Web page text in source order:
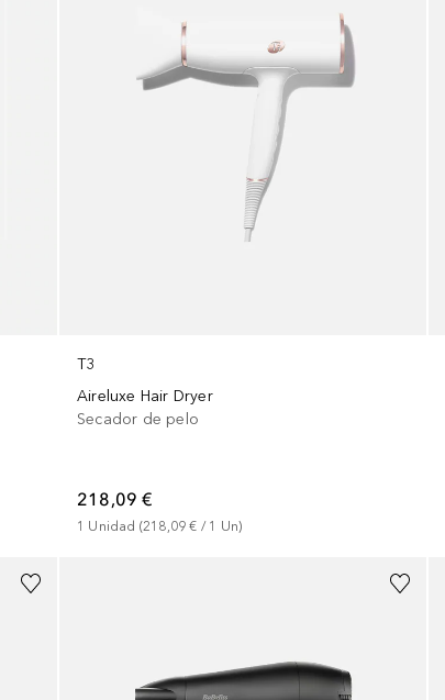
T3
Aireluxe Hair Dryer
Secador de pelo
218,09 €
1 Unidad (218,09 € / 1 Un)